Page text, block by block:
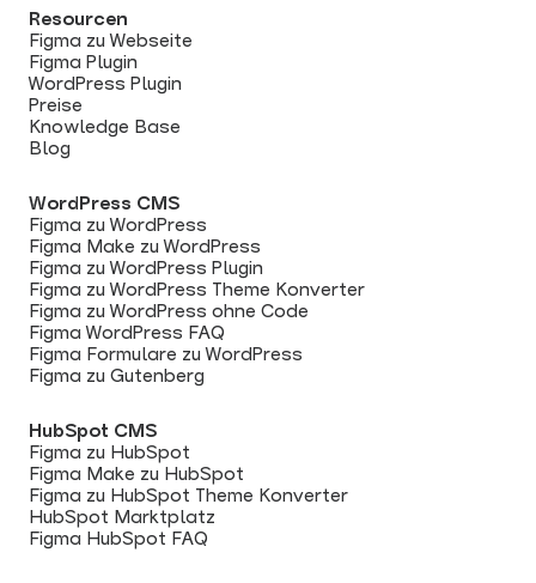
Resourcen
Figma zu Webseite
Figma Plugin
WordPress Plugin
Preise
Knowledge Base
Blog
WordPress CMS
Figma zu WordPress
Figma Make zu WordPress
Figma zu WordPress Plugin
Figma zu WordPress Theme Konverter
Figma zu WordPress ohne Code
Figma WordPress FAQ
Figma Formulare zu WordPress
Figma zu Gutenberg
HubSpot CMS
Figma zu HubSpot
Figma Make zu HubSpot
Figma zu HubSpot Theme Konverter
HubSpot Marktplatz
Figma HubSpot FAQ